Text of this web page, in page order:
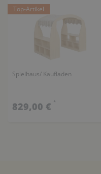
Top-Artikel
Spielhaus/ Kaufladen
829,00 € *